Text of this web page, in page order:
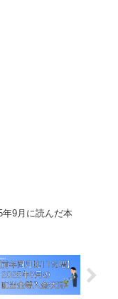
年9月に読んだ本